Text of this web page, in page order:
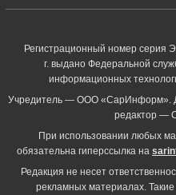
Регистрационный номер серия
г. выдано Федеральной
информационных
Учредитель — ООО «СарИнформ».
редактор —
При использовании любых
обязательна гиперссылка на
Редакция не несет
рекламных материалах.